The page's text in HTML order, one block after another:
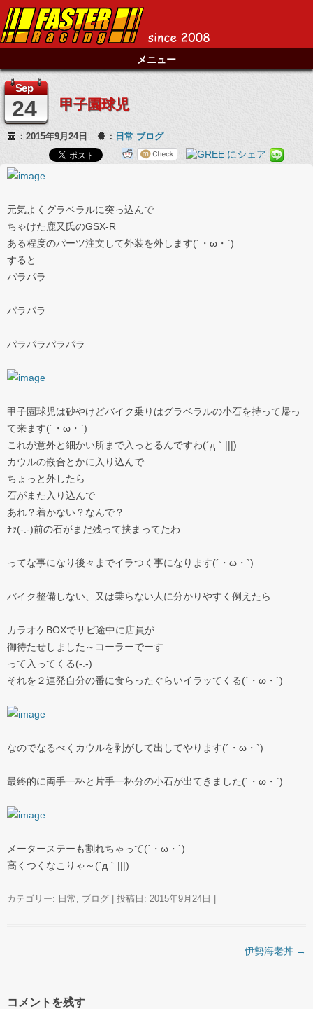
メニュー
Sep
24 甲子園球児
：2015年9月24日 ： 日常 ブログ
元気よくグラベラルに突っ込んで
ちゃけた鹿又氏のGSX-R
ある程度のパーツ注文して外装を外します(´・ω・`)
すると
パラパラ
パラパラ
パラパラパラパラ
甲子園球児は砂やけどバイク乗りはグラベラルの小石を持って帰っ
て来ます(´・ω・`)
これが意外と細かい所まで入っとるんですわ(´д｀|||)
カウルの嵌合とかに入り込んで
ちょっと外したら
石がまた入り込んで
あれ？着かない？なんで？
ﾁｯ(-.-)前の石がまだ残って挟まってたわ
ってな事になり後々までイラつく事になります(´・ω・`)
バイク整備しない、又は乗らない人に分かりやすく例えたら
カラオケBOXでサビ途中に店員が
御待たせしました～コーラーでーす
って入ってくる(-.-)
それを２連発自分の番に食らったぐらいイラッてくる(´・ω・`)
なのでなるべくカウルを剥がして出してやります(´・ω・`)
最終的に両手一杯と片手一杯分の小石が出てきました(´・ω・`)
メーターステーも割れちゃって(´・ω・`)
高くつくなこりゃ～(´д｀|||)
カテゴリー: 日常 ブログ| 投稿日: 2015年9月24日
伊勢海老丼 →
コメントを残す